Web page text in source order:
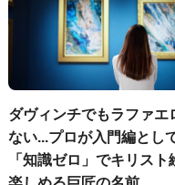
ダヴィンチでもラファエ
ない...プロが入門編とし
「知識ゼロ」でキリスト